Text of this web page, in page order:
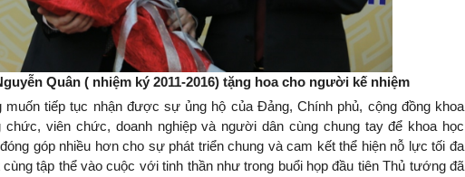
Quân ( nhiệm ký 2011-2016) tặng hoa cho người kế nhiệm
muốn tiếp tục nhận được sự ủng hộ của Đảng, Chính phủ, cộng đồng khoa
chức, viên chức, doanh nghiệp và người dân cùng chung tay để khoa học
góp nhiều hơn cho sự phát triển chung và cam kết thể hiện nỗ lực tối đa
tập thể vào cuộc với tinh thần như trong buổi họp đầu tiên Thủ tướng đã